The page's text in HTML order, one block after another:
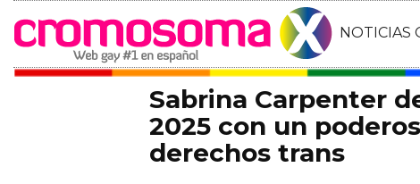
NOTICIAS
Sabrina Carpenter
2025 con un
derechos trans